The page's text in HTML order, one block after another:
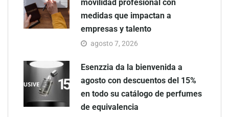
movilidad profesional con
medidas que impactan a
empresas y talento
agosto 7, 2026
Esenzzia da la bienvenida a
agosto con descuentos del 15%
en todo su catálogo de perfumes
de equivalencia